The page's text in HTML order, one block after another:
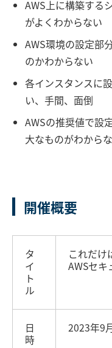
AWS上に構築する
がよくわからない
AWS環境の設定部
のかわからない
各インスタンスに
い、手間、面倒
AWSの推奨値で設
大なものがわから
開催概要
タ
イ
ト
ル
これだけ
AWSセキ
日
時
2023年9